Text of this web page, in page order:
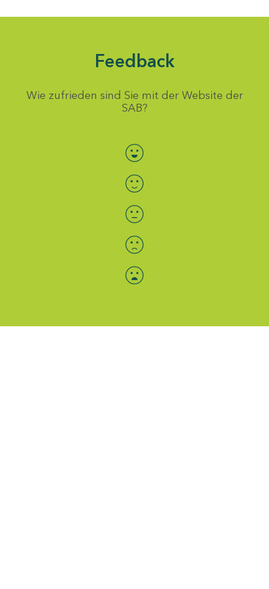
Feedback
Wie zufrieden sind Sie mit der Website der
SAB?
Bewertung auswählen